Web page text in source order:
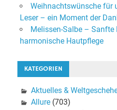
Weihnachtswünsche für
Leser – ein Moment der
Melissen-Salbe – Sanfte
harmonische Hautpflege
KATEGORIEN
Aktuelles &
Allure(703)